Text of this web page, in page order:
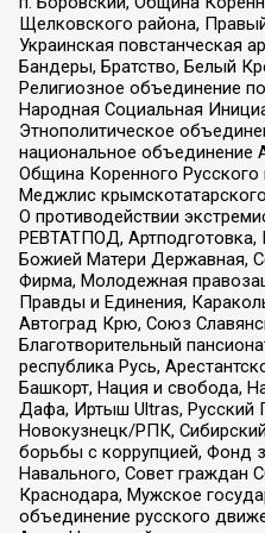
Щелковского района,
Украинская повстанческая
Бандеры, Братство, Белый
Религиозное объединение
Народная Социальная
Этнополитическое
национальное объединение
Община Коренного Русского
Меджлис
О противодействии
РЕВТАТПОД, Артподготовка,
Божией Матери Державная,
Фирма, Молодежная
Правды и Единения,
Автоград Крю, Союз
Благотворительный
республика Русь,
Башкорт, Нация и свобода,
Дафа, Иртыш Ultras, Русский
Новокузнецк/РПК,
борьбы с коррупцией, Фонд
Навального, Совет граждан
Краснодара, Мужское
объединение русского